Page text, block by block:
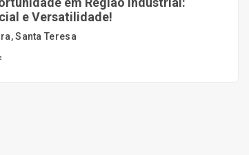
e Versatilidade!
Santa Teresa